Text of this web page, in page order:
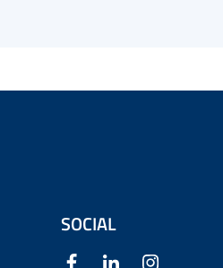
SOCIAL